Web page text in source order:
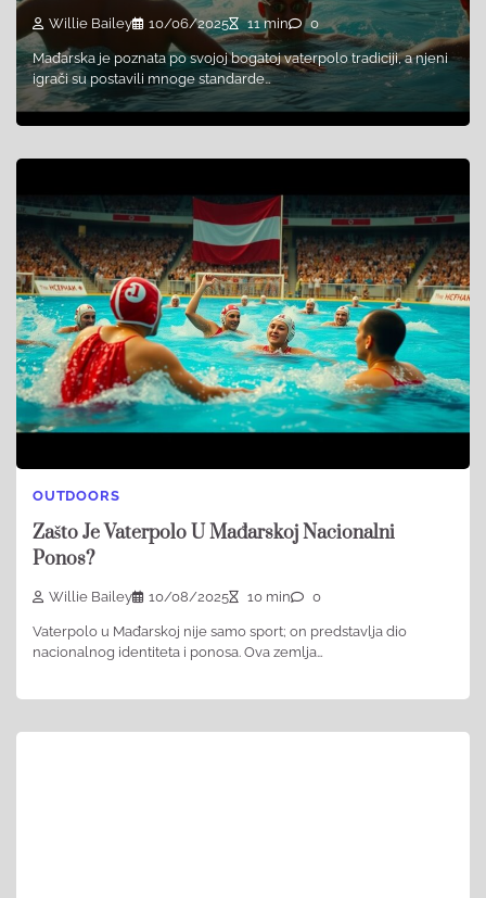
Willie Bailey 10/06/2025 11 min 0
Mađarska je poznata po svojoj bogatoj vaterpolo tradiciji, a njeni
igrači su postavili mnoge standarde…
OUTDOORS
Zašto Je Vaterpolo U Mađarskoj Nacionalni
Ponos?
Willie Bailey 10/08/2025 10 min 0
Vaterpolo u Mađarskoj nije samo sport; on predstavlja dio
nacionalnog identiteta i ponosa. Ova zemlja…